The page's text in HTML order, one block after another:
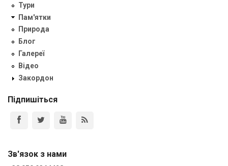
Тури
Пам'ятки
Природа
Блог
Галереї
Відео
Закордон
Підпишіться
Зв'язок з нами